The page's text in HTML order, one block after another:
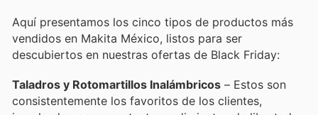
Aquí presentamos los cinco tipos de productos más
vendidos en Makita México, listos para ser
descubiertos en nuestras ofertas de Black Friday:
Taladros y Rotomartillos Inalámbricos – Estos son
consistentemente los favoritos de los clientes,